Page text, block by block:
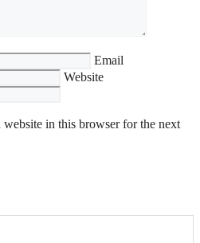
Email
Website
website in this browser for the next